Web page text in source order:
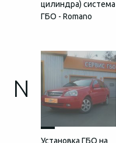
цилиндра) система
ГБО - Romano
N
Установка ГБО на